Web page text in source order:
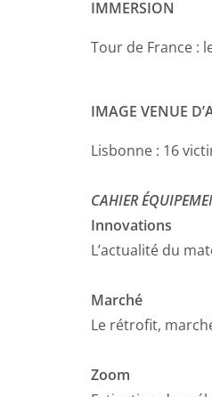
IMMERSION
Tour de France :
IMAGE VENUE
Lisbonne : 16
CAHIER
Innovations
L’actualité du
Marché
Le rétrofit,
Zoom